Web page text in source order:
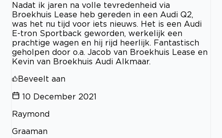
Nadat ik jaren na volle tevredenheid via
Broekhuis Lease heb gereden in een Audi Q2,
was het nu tijd voor iets nieuws. Het is een Audi
E-tron Sportback geworden, werkelijk een
prachtige wagen en hij rijd heerlijk. Fantastisch
geholpen door o.a. Jacob van Broekhuis Lease en
Kevin van Broekhuis Audi Alkmaar.
Beveelt aan
10 December 2021
Raymond
Graaman